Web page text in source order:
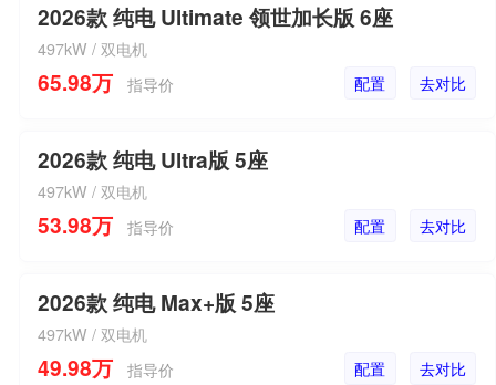
2026款 纯电 Ultimate 领世加长版 6座
497kW / 双电机
65.98万 指导价 去对比
配置
2026款 纯电 Ultra版 5座
497kW / 双电机
53.98万 指导价 去对比
配置
2026款 纯电 Max+版 5座
497kW / 双电机
49.98万 指导价 去对比
配置